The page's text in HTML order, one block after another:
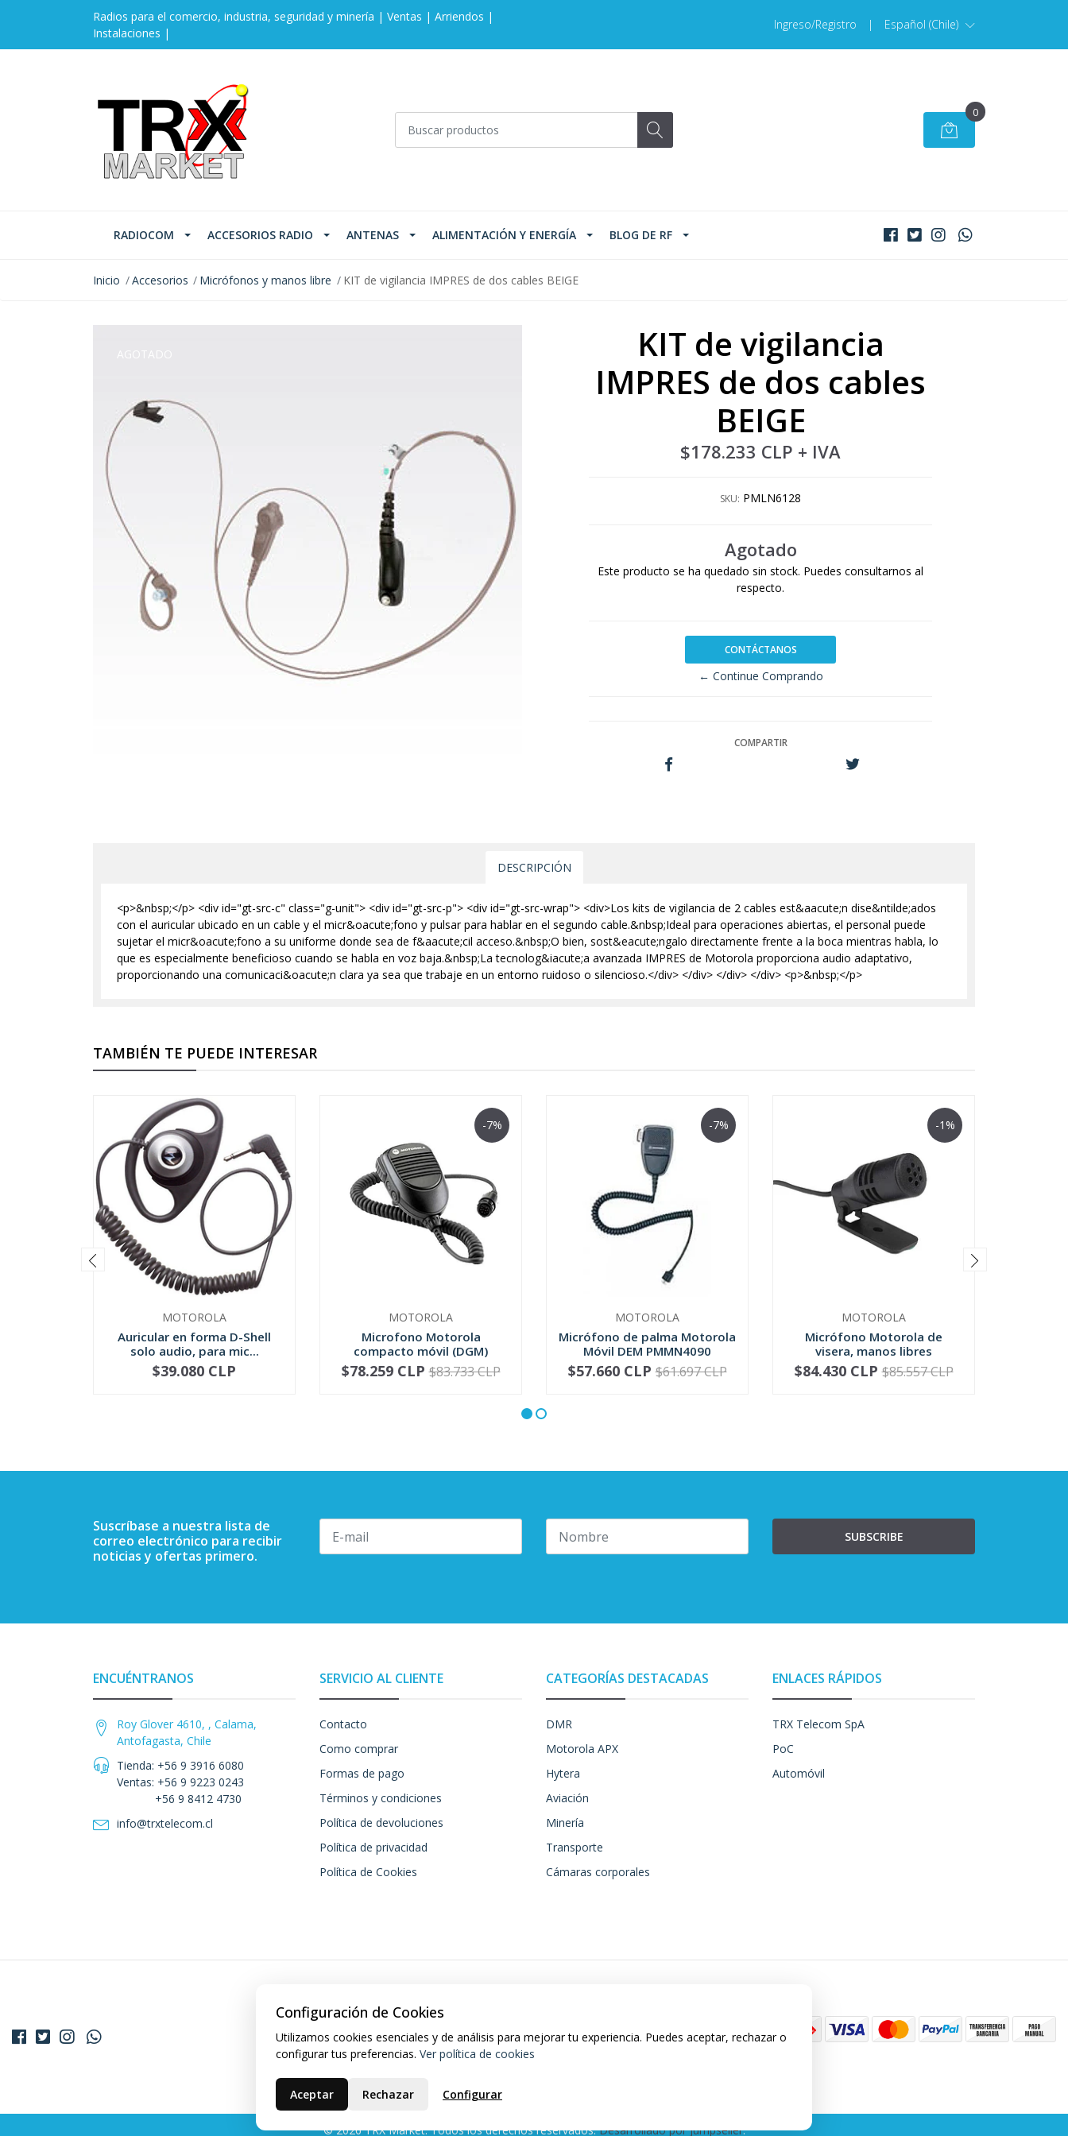
Radios para el comercio, industria, seguridad y minería | Ventas | Arriendos |
Instalaciones |
Ingreso/Registro | Español (Chile)
0
RADIOCOM ACCESORIOS RADIO ANTENAS ALIMENTACIÓN Y ENERGÍA BLOG DE RF
Inicio Accesorios Micrófonos y manos libre KIT de vigilancia IMPRES de dos cables BEIGE
KIT de vigilancia
IMPRES de dos cables
BEIGE
$178.233 CLP + IVA
SKU: PMLN6128
Agotado
Este producto se ha quedado sin stock. Puedes consultarnos al
respecto.
CONTÁCTANOS
← Continue Comprando
COMPARTIR
DESCRIPCIÓN
<p>&nbsp;</p> <div id="gt-src-c" class="g-unit"> <div id="gt-src-p"> <div id="gt-src-wrap"> <div>Los kits de vigilancia de 2 cables est&aacute;n dise&ntilde;ados
con el auricular ubicado en un cable y el micr&oacute;fono y pulsar para hablar en el segundo cable.&nbsp;Ideal para operaciones abiertas, el personal puede
sujetar el micr&oacute;fono a su uniforme donde sea de f&aacute;cil acceso.&nbsp;O bien, sost&eacute;ngalo directamente frente a la boca mientras habla, lo
que es especialmente beneficioso cuando se habla en voz baja.&nbsp;La tecnolog&iacute;a avanzada IMPRES de Motorola proporciona audio adaptativo,
proporcionando una comunicaci&oacute;n clara ya sea que trabaje en un entorno ruidoso o silencioso.</div> </div> </div> </div> <p>&nbsp;</p>
TAMBIÉN TE PUEDE INTERESAR
MOTOROLA
Auricular en forma D-Shell
solo audio, para mic...
+
$39.080 CLP
-7%
MOTOROLA
Microfono Motorola
compacto móvil (DGM)
RMN5052
+
-$78.259 CLP$83.733 CLP
-7%
MOTOROLA
Micrófono de palma Motorola
Móvil DEM PMMN4090
+
-$57.660 CLP$61.697 CLP
-1%
MOTOROLA
Micrófono Motorola de
visera, manos libres
+
-$84.430 CLP$85.557 CLP
Suscríbase a nuestra lista de
correo electrónico para recibir
noticias y ofertas primero.
SUBSCRIBE
ENCUÉNTRANOS
Roy Glover 4610, , Calama,
Antofagasta, Chile
Tienda: +56 9 3916 6080
Ventas: +56 9 9223 0243
+56 9 8412 4730
info@trxtelecom.cl
SERVICIO AL CLIENTE
Contacto
Como comprar
Formas de pago
Términos y condiciones
Política de devoluciones
Política de privacidad
Política de Cookies
CATEGORÍAS DESTACADAS
DMR
Motorola APX
Hytera
Aviación
Minería
Transporte
Cámaras corporales
ENLACES RÁPIDOS
TRX Telecom SpA
PoC
Automóvil
© 2026 TRX Market. Todos los derechos reservados.Desarrollado por Jumpseller.
Configuración de Cookies
Utilizamos cookies esenciales y de análisis para mejorar tu experiencia. Puedes aceptar, rechazar o
configurar tus preferencias. Ver política de cookies
Aceptar Rechazar Configurar